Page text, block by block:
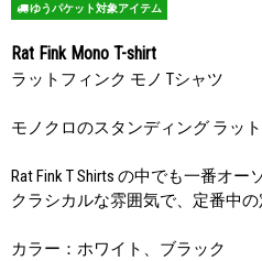
ゆうパケット対象アイテム
Rat Fink Mono T-shirt
ラットフィンク モノ Tシャツ
モノクロのスタンディング ラット
Rat Fink T Shirts の中でも一番オー
クラシカルな雰囲気で、定番中の
カラー：ホワイト、ブラック